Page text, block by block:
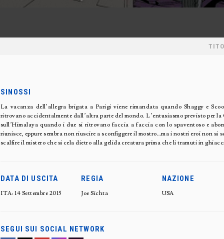
SINOSSI
La vacanza dell’allegra brigata a Parigi viene rimandata quando Shaggy e
ritrovano accidentalmente dall’altra parte del mondo. L’entusiasmo previsto per
sull’Himalaya quando i due si ritrovano faccia a faccia con lo spaventoso e
riunisce, eppure sembra non riuscire a sconfiggere il mostro…ma i nostri eroi non si
scalfire il mistero che si cela dietro alla gelida creatura prima che li tramuti in
DATA DI USCITA
ITA: 14 Settembre 2015
REGIA
Joe Sichta
NAZIONE
USA
SEGUI SUI SOCIAL NETWORK